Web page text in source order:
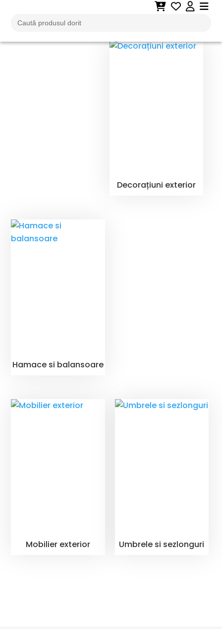
for:
Decorațiuni exterior
Hamace si balansoare
Mobilier exterior Umbrele si sezlonguri